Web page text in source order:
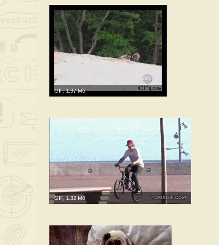
GIF, 1.97 Мб
GIF, 1.32 Мб